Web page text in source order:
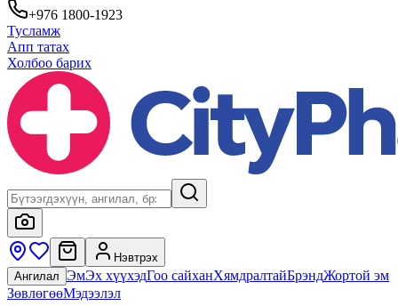
+976 1800-1923
Тусламж
Апп татах
Холбоо барих
Нэвтрэх
Ангилал ЭмЭх хүүхэдГоо сайханХямдралтайБрэндЖортой эм
ЗөвлөгөөМэдээлэл